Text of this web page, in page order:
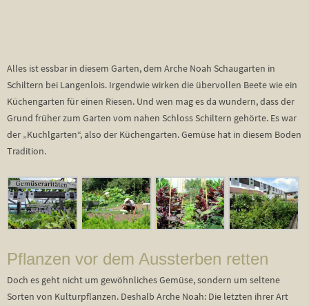
Alles ist essbar in diesem Garten, dem Arche Noah Schaugarten in
Schiltern bei Langenlois. Irgendwie wirken die übervollen Beete wie ein
Küchengarten für einen Riesen. Und wen mag es da wundern, dass der
Grund früher zum Garten vom nahen Schloss Schiltern gehörte. Es war
der „Kuchlgarten“, also der Küchengarten. Gemüse hat in diesem Boden
Tradition.
Pflanzen vor dem Aussterben retten
Doch es geht nicht um gewöhnliches Gemüse, sondern um seltene
Sorten von Kulturpflanzen. Deshalb Arche Noah: Die letzten ihrer Art